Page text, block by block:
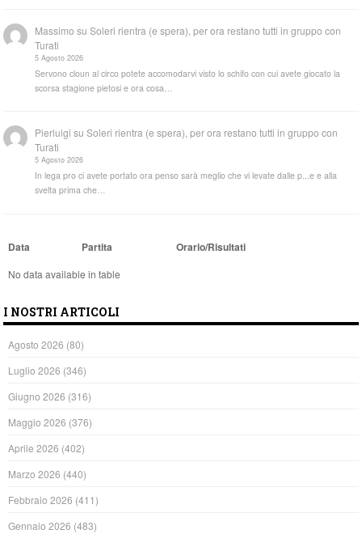
Massimo suSoleri rientra (e spera), per ora restano tutti in gruppo con
Turati
5 Agosto 2026
Servono cloun al circo potete accomodarvi visto lo schifo con cui avete giocato la
scorsa stagione pietosi e ora cosa…
Pierluigi suSoleri rientra (e spera), per ora restano tutti in gruppo con
Turati
5 Agosto 2026
In lega pro ci avete portato ora penso sarà meglio che vi levate dalle p...e e alla
svelta prima che…
Data Partita Orario/Risultati
No data available in table
I NOSTRI ARTICOLI
Agosto 2026 (80)
Luglio 2026 (346)
Giugno 2026 (316)
Maggio 2026 (376)
Aprile 2026 (402)
Marzo 2026 (440)
Febbraio 2026 (411)
Gennaio 2026 (483)